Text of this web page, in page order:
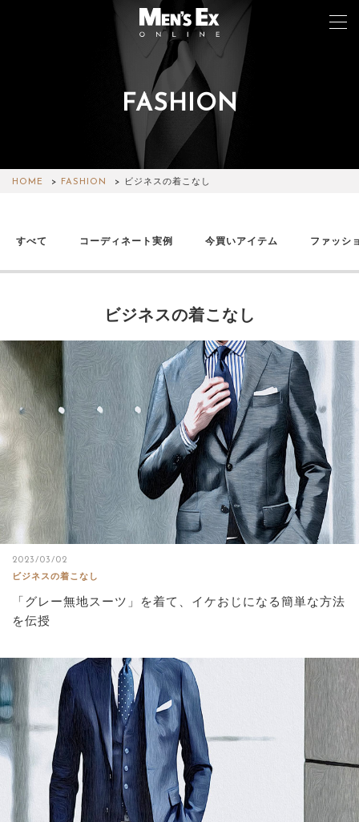
FASHION
HOME FASHION ビジネスの着こなし
すべて コーディネート実例 今買いアイテム ファッシ
ビジネスの着こなし
2023/03/02
ビジネスの着こなし
「グレー無地スーツ」を着て、イケおじになる簡単な方法
を伝授
WATCH
LIFESTYLE
ABOUT SITE
サイトマップ